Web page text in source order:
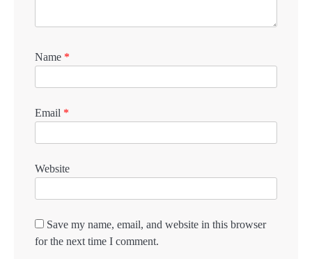
Name *
Email *
Website
Save my name, email, and website in this browser
for the next time I comment.